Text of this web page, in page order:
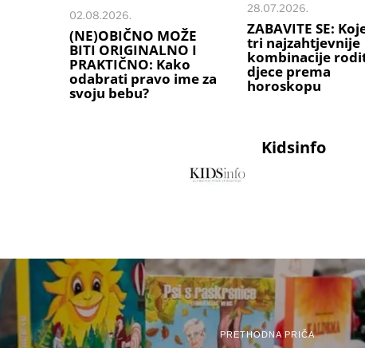
02.08.2026.
(NE)OBIČNO MOŽE
BITI ORIGINALNO I
PRAKTIČNO: Kako
odabrati pravo ime za
svoju bebu?
28.07.2026.
ZABAVITE SE:
tri najzahtjevnije
kombinacije
djece prema
horoskopu
Kidsinfo
PRETHODNA PRIČA